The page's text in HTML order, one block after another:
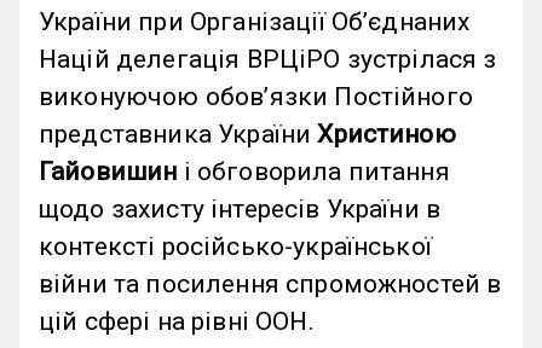
України при Організації Обʼєднаних
Націй делегація ВРЦіРО зустрілася з
виконуючою обовʼязки Постійного
представника УкраїниХристиною
Гайовишин і обговорила питання
щодо захисту інтересів України в
контексті російсько-української
війни та посилення спроможностей в
цій сфері на рівні ООН.